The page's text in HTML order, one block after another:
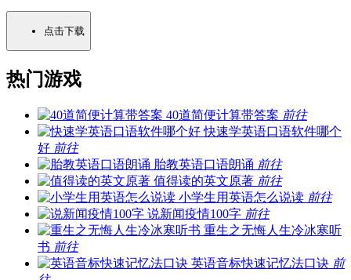
点击下载
热门游戏
40道简便计算带答案 前往
快速学英语口语软件哪个
好 前往
胎教英语口语朗诵 前往
值得读的英文原著 前往
小学生用英语怎么说读 前往
说新闻疫情100字 前往
重生之无悔人生冷冰寒听
书 前往
英语音标快速记忆法口诀 前